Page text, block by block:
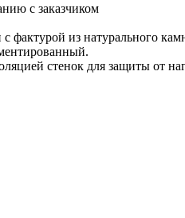
с заказчиком
фактурой из натурального
стенок для защиты от